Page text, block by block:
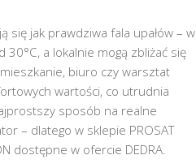
się jak prawdziwa fala upałów – w
a lokalnie mogą zbliżać się
biuro czy warsztat
wartości, co utrudnia
sposób na realne
– dlatego w sklepie PROSAT
dostępne w ofercie DEDRA.